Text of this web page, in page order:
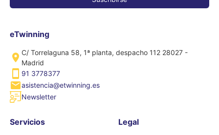
eTwinning
C/ Torrelaguna 58, 1ª planta, despacho 112 28027 -
Madrid
91 3778377
asistencia@etwinning.es
Newsletter
Servicios Legal